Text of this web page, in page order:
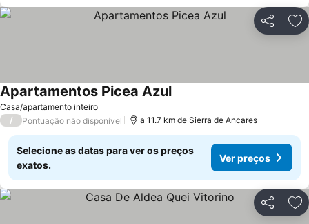
Partilhar
Casa/apartamento inteiro
Apartamentos Picea Azul
/ Pontuação não disponível a 11.7 km de Sierra de Ancares
Selecione as datas para ver os preços
exatos.
Ver preços
Partilhar